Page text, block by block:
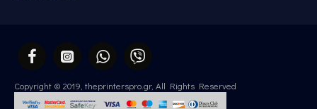
Copyright © 2019, theprinterspro.gr, All Rights Reserved